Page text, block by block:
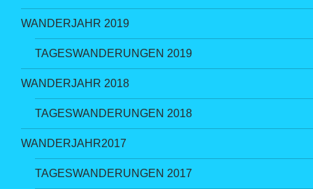
WANDERJAHR 2019
TAGESWANDERUNGEN 2019
WANDERJAHR 2018
TAGESWANDERUNGEN 2018
WANDERJAHR2017
TAGESWANDERUNGEN 2017